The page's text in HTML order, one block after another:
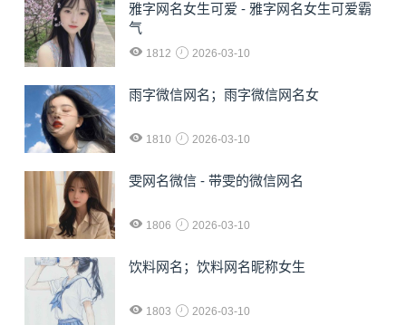
雅字网名女生可爱 - 雅字网名女生可爱霸
气
1812 2026-03-10
雨字微信网名；雨字微信网名女
1810 2026-03-10
雯网名微信 - 带雯的微信网名
1806 2026-03-10
饮料网名；饮料网名昵称女生
1803 2026-03-10